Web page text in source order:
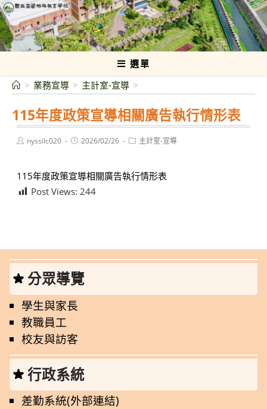
跳
轉
至
主
國立宜蘭特殊教育學校
選單
115年度政策宣導相關廣告執行情形表
> 業務宣導 > 主計室-宣導 >
Postnyssilc020
Post2026/02/26
Post主計室-宣導
115年度政策宣導相關廣告執行情形表
Post Views: 244
分眾導覽
學生與家長
教職員工
校友與訪客
行政系統
差勤系統(外部連結)